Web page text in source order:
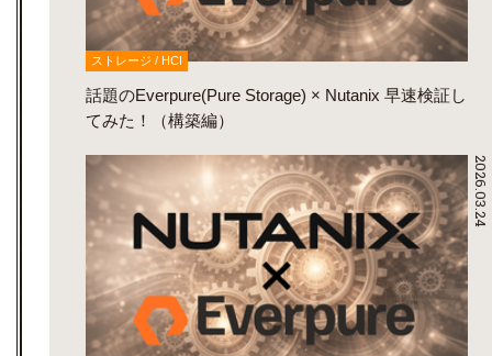
ストレージ / HCI
話題のEverpure(Pure Storage) × Nutanix 早速検証し
てみた！（構築編）
2026.03.24